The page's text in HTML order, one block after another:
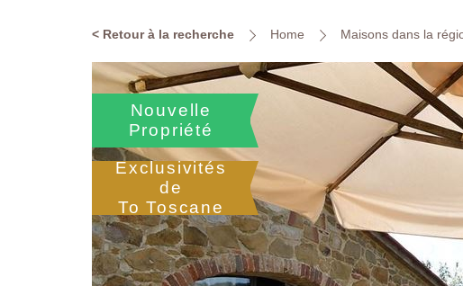
< Retour à la recherche Home Maisons dans la
Nouvelle
Propriété
Exclusivités
de
To Toscane